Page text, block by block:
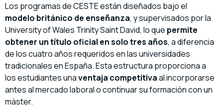
Los programas de CESTE están diseñados bajo el
modelo británico de enseñanza, y supervisados por la
University of Wales Trinity Saint David, lo que permite
obtener un título oficial en solo tres años, a diferencia
de los cuatro años requeridos en las universidades
tradicionales en España. Esta estructura proporciona a
los estudiantes unaventaja competitivaal incorporarse
antes al mercado laboral o continuar su formación con un
máster.